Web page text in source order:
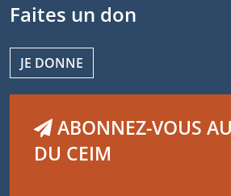
Faites un don
JE DONNE
ABONNEZ-VOUS
DU CEIM